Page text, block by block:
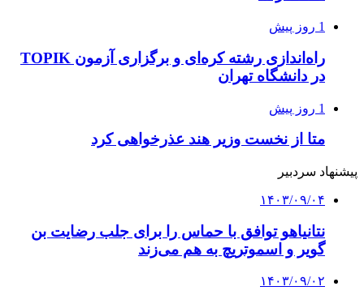
1 روز پیش
راه‌اندازی رشته کره‌ای و برگزاری آزمون TOPIK
در دانشگاه تهران
1 روز پیش
متا از نخست وزیر هند عذرخواهی کرد
پیشنهاد سردبیر
۱۴۰۳/۰۹/۰۴
نتانیاهو توافق با حماس را برای جلب رضایت بن
گویر و اسموتریچ به هم می‌زند
۱۴۰۳/۰۹/۰۲